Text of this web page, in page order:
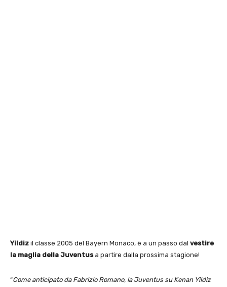
Yildiz il classe 2005 del Bayern Monaco, è a un passo dal vestire
la maglia della Juventusa partire dalla prossima stagione!
“Come anticipato da Fabrizio Romano, la Juventus su Kenan Yildiz